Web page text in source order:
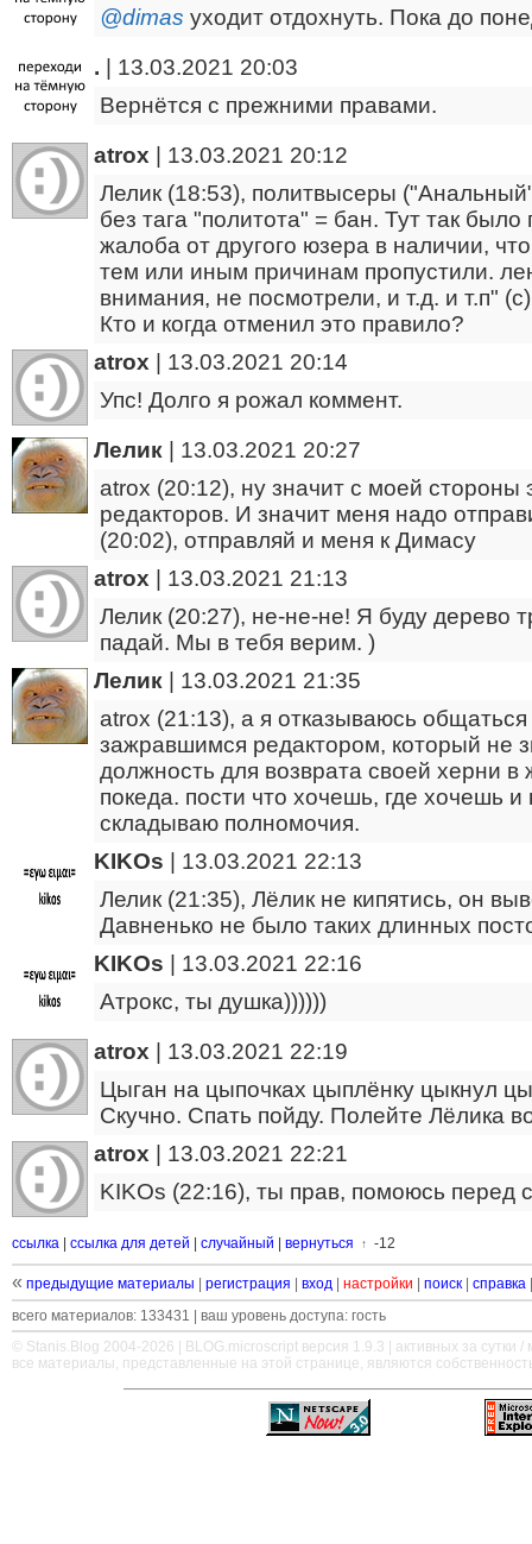
@dimas уходит отдохнуть. Пока до
.
13.03.2021 20:03
Вернётся с прежними правами.
atrox
13.03.2021 20:12
Лелик (18:53), политвысеры
без тага "политота" = бан. Тут так
жалоба от другого юзера в наличии,
тем или иным причинам пропустили.
внимания, не посмотрели, и т.д. и т.п" (с)
Кто и когда отменил это правило?
atrox
13.03.2021 20:14
Упс! Долго я рожал коммент.
Лелик
13.03.2021 20:27
atrox (20:12), ну значит с моей
редакторов. И значит меня надо
(20:02), отправляй и меня к Димасу
atrox
13.03.2021 21:13
Лелик (20:27), не-не-не! Я буду дерево
падай. Мы в тебя верим. )
Лелик
13.03.2021 21:35
atrox (21:13), а я отказываюсь
зажравшимся редактором, который не
должность для возврата своей херни в
покеда. пости что хочешь, где хочешь
складываю полномочия.
KIKOs
13.03.2021 22:13
Лелик (21:35), Лёлик не кипятись, он
Давненько не было таких длинных
KIKOs
13.03.2021 22:16
Атрокс, ты душка))))))
atrox
13.03.2021 22:19
Цыган на цыпочках цыплёнку цыкнул
Скучно. Спать пойду. Полейте Лёлика
atrox
13.03.2021 22:21
KIKOs (22:16), ты прав, помоюсь перед
ссылка ссылка для детей случайный вернуться ↑ -12
« предыдущие материалы регистрация вход настройки поиск справка
всего материалов: 133431 | ваш уровень доступа: гость
© Stanis.Blog 2004-2026 |
BLOG.microscript версия 1.9.3 | активных за сутки /
все материалы, представленные на этой странице, являются
—————————————————————